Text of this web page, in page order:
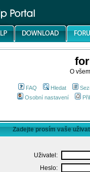
O
FAQ Hledat
Osobní nastavení
Zadejte prosím vaše
Uživatel:
Heslo: